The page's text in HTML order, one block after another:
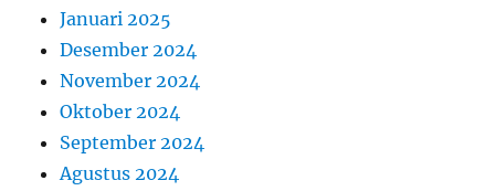
Januari 2025
Desember 2024
November 2024
Oktober 2024
September 2024
Agustus 2024